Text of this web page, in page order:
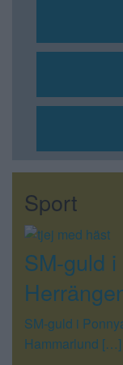
Sport
SM-guld
SM-guld i
Hammarlund […]